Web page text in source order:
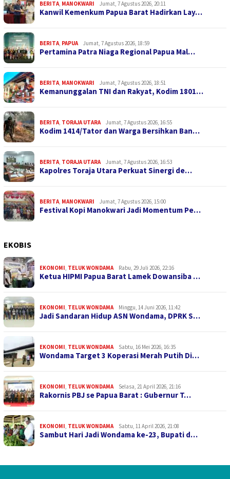
BERITA MANOKWARI Jumat, 7 Agustus 2026, 20:11
Kanwil Kemenkum Papua Barat Hadirkan Lay…
BERITA PAPUA Jumat, 7 Agustus 2026, 18:59
Pertamina Patra Niaga Regional Papua Mal…
BERITA MANOKWARI Jumat, 7 Agustus 2026, 18:51
Kemanunggalan TNI dan Rakyat, Kodim 1801…
BERITA TORAJA UTARA Jumat, 7 Agustus 2026, 16:55
Kodim 1414/Tator dan Warga Bersihkan Ban…
BERITA TORAJA UTARA Jumat, 7 Agustus 2026, 16:53
Kapolres Toraja Utara Perkuat Sinergi de…
BERITA MANOKWARI Jumat, 7 Agustus 2026, 15:00
Festival Kopi Manokwari Jadi Momentum Pe…
EKOBIS
EKONOMI TELUK WONDAMA Rabu, 29 Juli 2026, 22:16
Ketua HIPMI Papua Barat Lamek Dowansiba …
EKONOMI TELUK WONDAMA Minggu, 14 Juni 2026, 11:42
Jadi Sandaran Hidup ASN Wondama, DPRK S…
EKONOMI TELUK WONDAMA Sabtu, 16 Mei 2026, 16:35
Wondama Target 3 Koperasi Merah Putih Di…
EKONOMI TELUK WONDAMA Selasa, 21 April 2026, 21:16
Rakornis PBJ se Papua Barat : Gubernur T…
EKONOMI TELUK WONDAMA Sabtu, 11 April 2026, 21:08
Sambut Hari Jadi Wondama ke-23, Bupati d…